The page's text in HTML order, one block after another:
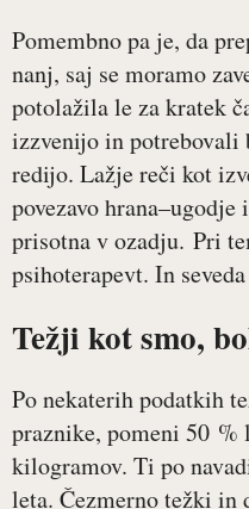
Pomembno pa je, da
nanj, saj se moramo
potolažila le za kratek
izzvenijo in potrebovali
redijo. Lažje reči kot
povezavo
prisotna v ozadju. Pri
psihoterapevt. In
Težji kot smo,
Po nekaterih podatkih
praznike, pomeni 50
kilogramov. Ti po
leta. Čezmerno težki in